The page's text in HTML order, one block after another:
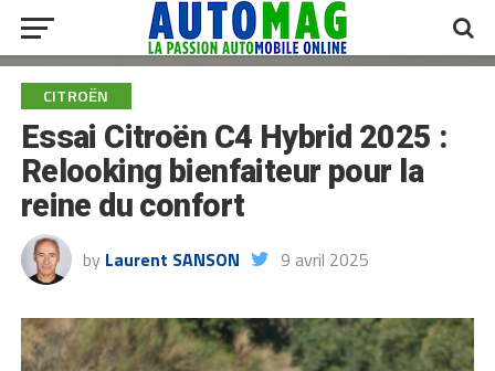
CITROËN
Essai Citroën C4 Hybrid 2025 :
Relooking bienfaiteur pour la
reine du confort
by Laurent SANSON 9 avril 2025